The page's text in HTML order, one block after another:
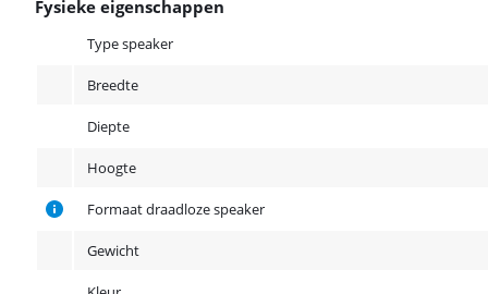
Fysieke eigenschappen
Type speaker
Breedte
Diepte
Hoogte
Formaat draadloze speaker
Gewicht